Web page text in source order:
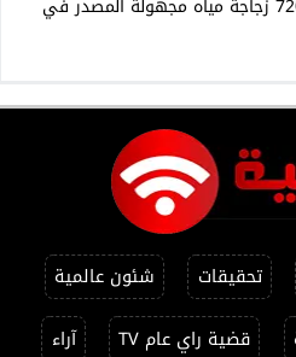
ضبط 7200 زجاجة مياه مجهولة المصدر في
تحقيقات
شئون عالمية
قضية راي عام TV
آراء